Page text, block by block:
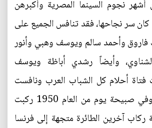
أشهر نجوم السينما المصرية وأكبرهن
كان سر نجاحها، فقد تنافس الجميع على
فاروق وأحمد سالم ويوسف وهبي وأنور
وأيضاً رشدي أباظة ويوسف
أحلام كل الشباب العرب ونافست
بقوة ليلى مراد. وفي صبيحة يوم من العام 1950 ركبت
ركاب آخرين الطائرة متجهة إلى فرنسا